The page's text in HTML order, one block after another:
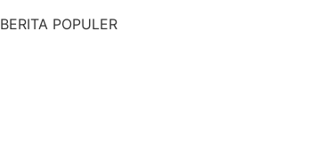
BERITA POPULER